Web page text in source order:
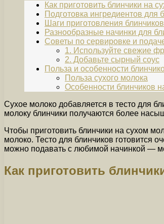
Как приготовить блинчики на
Подготовка ингредиентов для
Шаги приготовления
Разнообразные начинки для
Советы по сервировке и
1. Используйте свежие
2. Добавьте сырный соус
Польза и особенности
Польза сухого молока
Особенности блинчиков
Сухое молоко добавляется в тесто для
молоку блинчики получаются более
Чтобы приготовить блинчики на сухом
молоко. Тесто для блинчиков готовится
можно подавать с любимой начинкой —
Как приготовить